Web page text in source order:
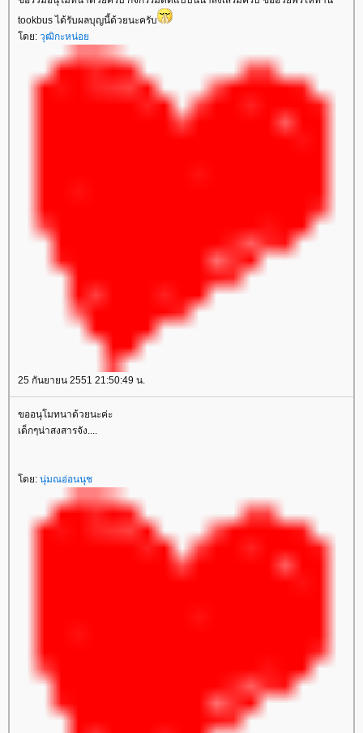
tookbus ได้รับผลบุญนี้ด้วยนะครับ
ดย: วุฒิกะหน่อ
25 กันยายน 2551 21:50:49 น.
ขออนุโมทนาด้วยนะค่ะ
เด็กๆน่าสงสารจัง....
ดย: นุ่มณอ่อนนุช